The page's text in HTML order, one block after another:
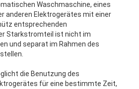
Waschmaschine, eines
anderen Elektrogerätes mit einer
entsprechenden
Starkstromteil ist nicht im
und separat im Rahmen des
die Benutzung des
für eine bestimmte Zeit,